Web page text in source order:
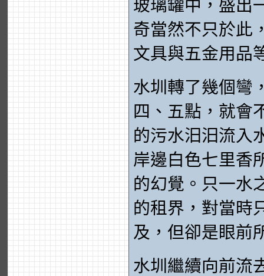
玻璃罐中，盛出
奇當然不只於此
文具與五金用品
水圳轉了幾個彎
四、五點，就會
的污水汩汩流入
岸邊白色七里香
的幻覺。只一水
的租界，對當時
及，但卻是眼前
水圳繼續向前流